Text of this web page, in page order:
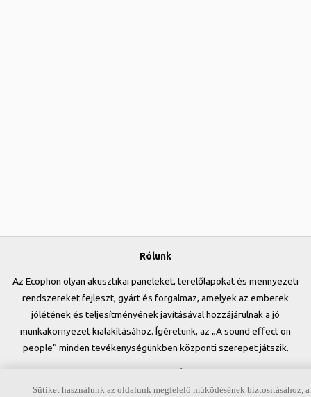
Rólunk
Az Ecophon olyan akusztikai paneleket, terelőlapokat és mennyezeti
rendszereket fejleszt, gyárt és forgalmaz, amelyek az emberek
jólétének és teljesítményének javításával hozzájárulnak a jó
munkakörnyezet kialakításához. Ígéretünk, az „A sound effect on
people” minden tevékenységünkben központi szerepet játszik.
Kövessen minket
Sütiket használunk az oldalunk megfelelő működésének biztosításához, a